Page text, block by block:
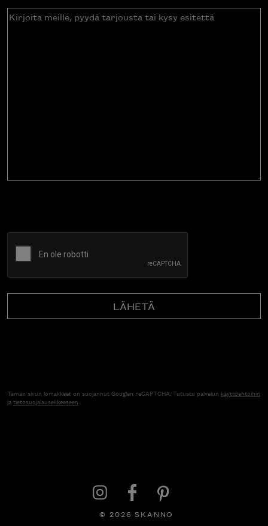
Kirjoita
Tämän sivun lomakkeet on suojannut Googlen reCAPTCHA. Tutustu palvelun käyttöehtoihin
jatietosuojalausekkeeseen
© 2026 SKANNO